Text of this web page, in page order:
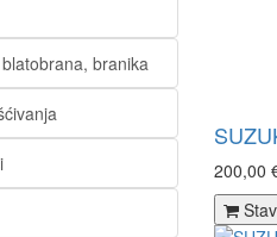
branika
200,00